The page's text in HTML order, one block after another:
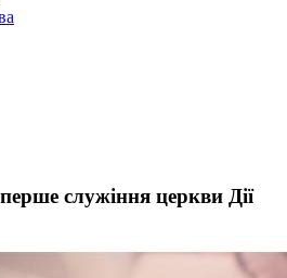
служіння церкви Дії